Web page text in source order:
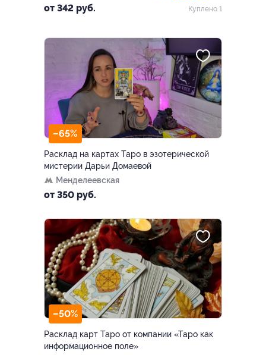
от 342 руб.
Куплено 1
–65%
Расклад на картах Таро в эзотерической
мистерии Дарьи Домаевой
Менделеевская
от 350 руб.
–50%
Расклад карт Таро от компании «Таро как
информационное поле»